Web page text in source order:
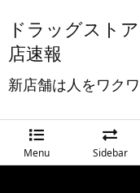
ドラッグスト
店速報
新店舗は人をワク
Menu Sidebar